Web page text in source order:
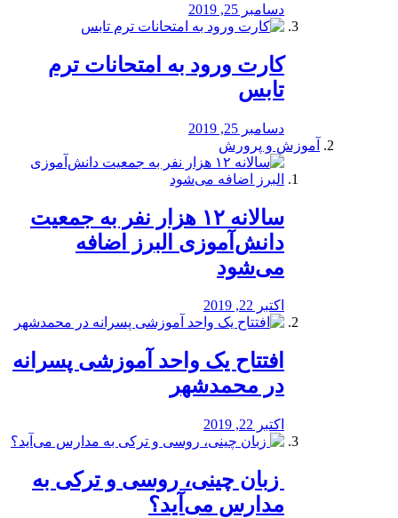
دسامبر 25, 2019
کارت ورود به امتحانات ترم
تابس
دسامبر 25, 2019
آموزش و پرورش
️سالانه ۱۲ هزار نفر به جمعیت
دانش‌آموزی البرز اضافه
می‌شود
اکتبر 22, 2019
افتتاح یک واحد آموزشی پسرانه
در محمدشهر
اکتبر 22, 2019
️ زبان چینی، روسی و ترکی به
مدارس می‌آید؟